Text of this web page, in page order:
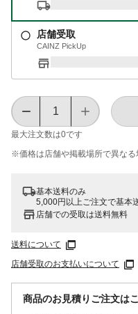
店舗受取
CAINZ PickUp
最大注文数は0です
※価格は​店舗や​掲載場所で​異なる​
基本送料のみ
5,000円以上ご注文で基本
店舗での受取は送料無料
送料について
店舗受取のお支払いについて
商品のお見積りご注文は